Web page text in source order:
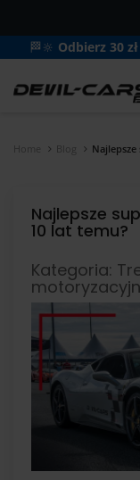
🏁🔆 Odbierz 30 zł
Home Blog
Najlepsze
10 lat temu?
Kategoria: